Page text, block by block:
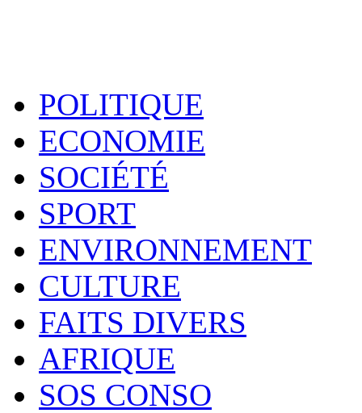
POLITIQUE
ECONOMIE
SOCIÉTÉ
SPORT
ENVIRONNEMENT
CULTURE
FAITS DIVERS
AFRIQUE
SOS CONSO